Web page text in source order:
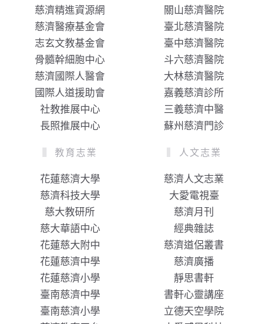
慈濟精進資源網
慈濟醫療基金會
志玄文教基金會
骨髓幹細胞中心
慈濟國際人醫會
國際人道援助會
社教推展中心
長照推展中心
關山慈濟醫院
臺北慈濟醫院
臺中慈濟醫院
斗六慈濟醫院
大林慈濟醫院
嘉義慈濟診所
三義慈濟中醫
蘇州慈濟門診
教育志業
花蓮慈濟大學
慈濟科技大學
慈大教研所
慈大華語中心
花蓮慈大附中
花蓮慈濟中學
花蓮慈濟小學
臺南慈濟中學
臺南慈濟小學
人文志業
慈濟人文志業
大愛電視臺
慈濟月刊
經典雜誌
慈濟道侶叢書
慈濟廣播
靜思書軒
書軒心靈講座
立德天空學院